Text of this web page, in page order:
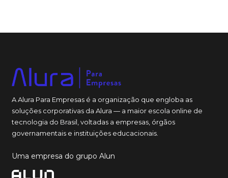
A Alura Para Empresas é a organização que engloba as
soluções corporativas da Alura — a maior escola online de
tecnologia do Brasil, voltadas a empresas, órgãos
governamentais e instituições educacionais.
Uma empresa do grupo Alun